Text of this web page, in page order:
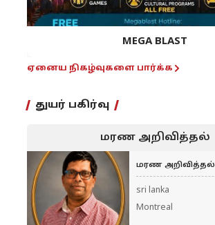
MEGA BLAST
ஏனைய நிகழ்வுகளை பார்க்க
துயர் பகிர்வு
மரண அறிவித்தல்
மரண அறிவித்தல்
sri lanka
Montreal